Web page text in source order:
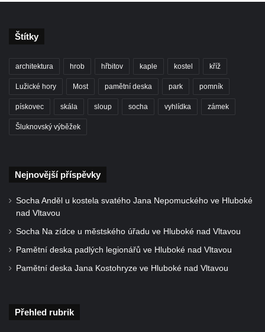
Štítky
architektura hrob hřbitov kaple kostel kříž
Lužické hory Most pamětní deska park pomník
pískovec skála sloup socha vyhlídka zámek
Šluknovský výběžek
Nejnovější příspěvky
Socha Anděl u kostela svatého Jana Nepomuckého ve Hluboké
nad Vltavou
Socha Na zídce u městského úřadu ve Hluboké nad Vltavou
Pamětní deska padlých legionářů ve Hluboké nad Vltavou
Pamětní deska Jana Kostohryze ve Hluboké nad Vltavou
Přehled rubrik